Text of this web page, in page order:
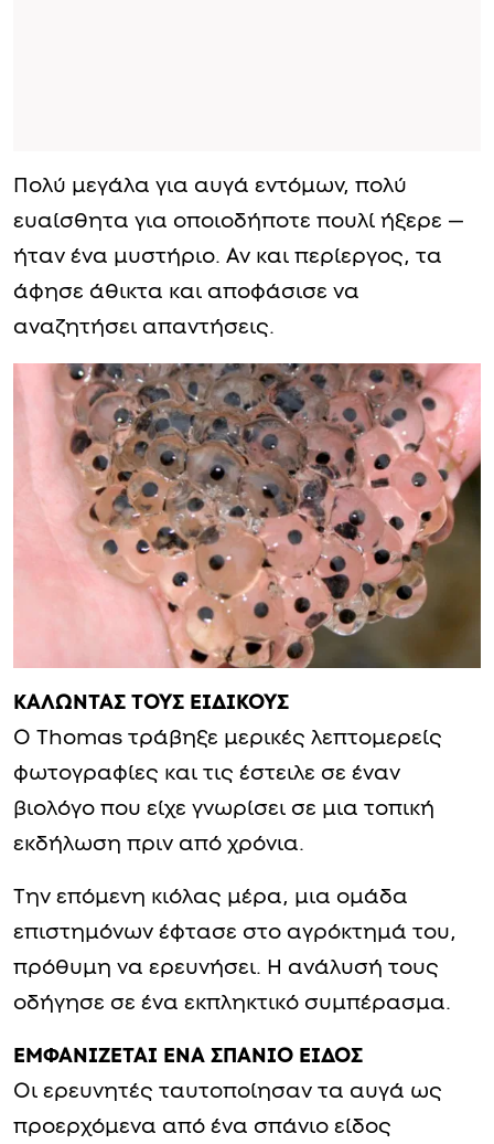
Πολύ μεγάλα για αυγά εντόμων, πολύ
ευαίσθητα για οποιοδήποτε πουλί ήξερε —
ήταν ένα μυστήριο. Αν και περίεργος, τα
άφησε άθικτα και αποφάσισε να
αναζητήσει απαντήσεις.
ΚΑΛΩΝΤΑΣ ΤΟΥΣ ΕΙΔΙΚΟΥΣ
Ο Thomas τράβηξε μερικές λεπτομερείς
φωτογραφίες και τις έστειλε σε έναν
βιολόγο που είχε γνωρίσει σε μια τοπική
εκδήλωση πριν από χρόνια.
Την επόμενη κιόλας μέρα, μια ομάδα
επιστημόνων έφτασε στο αγρόκτημά του,
πρόθυμη να ερευνήσει. Η ανάλυσή τους
οδήγησε σε ένα εκπληκτικό συμπέρασμα.
ΕΜΦΑΝΙΖΕΤΑΙ ΕΝΑ ΣΠΑΝΙΟ ΕΙΔΟΣ
Οι ερευνητές ταυτοποίησαν τα αυγά ως
προερχόμενα από ένα σπάνιο είδος